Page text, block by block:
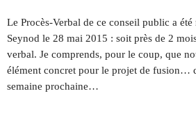
Le Procès-Verbal de ce conseil public a été
Seynod le 28 mai 2015 : soit près de 2
verbal. Je comprends, pour le coup, que
élément concret pour le projet de fusion…
semaine prochaine…